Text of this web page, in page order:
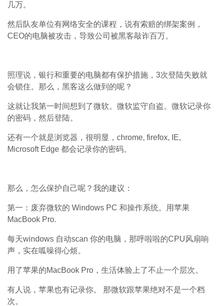
几万。
然后队友单位有网络安全的课程，说有索赔的绑架案例，
CEO的电脑被攻击，导致公司被黑客敲诈百万。
照理说，银行和重要的电脑都有保护措施，3次登陆失败就
会锁住。那么，黑客这么做到的呢？
这就让我第一时间想到了微软。微软监守自盗。微软记录你
的密码，然后登陆。
还有一个就是浏览器，很明显，chrome, firefox, IE,
Microsoft Edge 都会记录你的密码。
那么，怎么保护自己呢？我的建议：
第一：废弃微软的 Windows PC 和操作系统。用苹果
MacBook Pro.
每天windows 自动scan 你的电脑，那呼啦啦的CPU风扇响
声，实在呱噪得心烦。
用了苹果的MacBook Pro，生活体验上了不止一个层次。
有人说，苹果也有记录你。 那微软跟苹果绝对不是一个档
次。